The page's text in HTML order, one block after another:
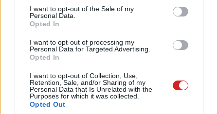
consent section.
I want to opt-out of the Sale of my
Personal Data.
Opted In
I want to opt-out of processing my
Personal Data for Targeted Advertising.
Opted In
I want to opt-out of Collection, Use,
Retention, Sale, and/or Sharing of my
Personal Data that Is Unrelated with the
Purposes for which it was collected.
Opted Out
A komponensekért, perifériákért, órajelekért felelős
rendszer a 90-es évekig ROM-ban (vagy PROM-ban) volt
tárolva, ami csak olvasható memóriát jelent, így a
Ahogy a hardverelemek egyre jobban fejlődtek, és egyre
több olyan paraméterrel rendelkeztek, amit akár egy
végfelhasználó is módosíthatott volna, átálltak az